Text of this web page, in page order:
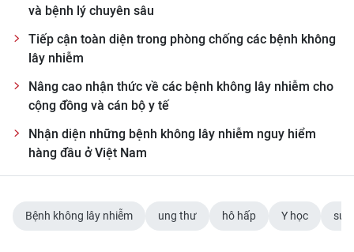
và bệnh lý chuyên sâu
Tiếp cận toàn diện trong phòng chống các bệnh không
lây nhiễm
Nâng cao nhận thức về các bệnh không lây nhiễm cho
cộng đồng và cán bộ y tế
Nhận diện những bệnh không lây nhiễm nguy hiểm
hàng đầu ở Việt Nam
Bệnh không lây nhiễm ung thư hô hấp Y học sức